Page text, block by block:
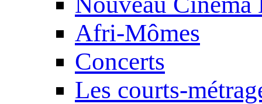
Afri-Mômes
Concerts
Les courts-